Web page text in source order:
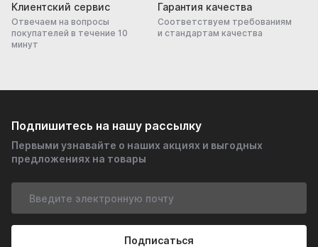
Клиентский сервис
Отвечаем на вопросы
покупателей в течение 10
минут
Гарантия качества
Соответствуем требованиям
и стандартам качества
Подпишитесь на нашу рассылку
Первыми узнавайте о наших акциях и выгодных
предложениях на товары
Подписаться